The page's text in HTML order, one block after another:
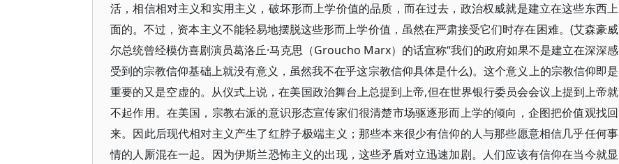
活，相信相对主义和实用主义，破坏形而上学价值的品质，而在过去，政治权威就是建立在这些东西上
面的。不过，资本主义不能轻易地摆脱这些形而上学价值，虽然在严肃接受它们时存在困难。(艾森豪威
尔总统曾经模仿喜剧演员葛洛丘·马克思（Groucho Marx）的话宣称“我们的政府如果不是建立在深深感
受到的宗教信仰基础上就没有意义，虽然我不在乎这宗教信仰具体是什么)。这个意义上的宗教信仰即是
重要的又是空虚的。从仪式上说，在美国政治舞台上总提到上帝,但在世界银行委员会会议上提到上帝就
不起作用。在美国，宗教右派的意识形态宣传家们很清楚市场驱逐形而上学的倾向，企图把价值观找回
来。因此后现代相对主义产生了红脖子极端主义；那些本来很少有信仰的人与那些愿意相信几乎任何事
情的人厮混在一起。因为伊斯兰恐怖主义的出现，这些矛盾对立迅速加剧。人们应该有信仰在当今就显